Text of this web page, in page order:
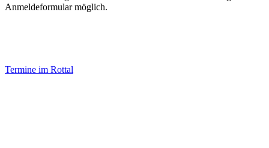
Anmeldeformular möglich.
Termine im Rottal